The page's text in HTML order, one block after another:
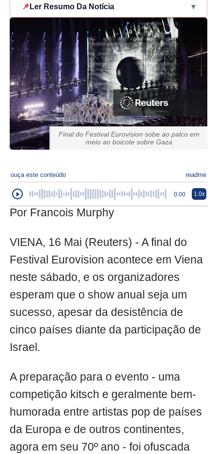
📌 Ler Resumo Da Notícia ▾
Final do Festival Eurovision sobe ao palco em
meio ao boicote sobre Gaza
ouça este conteúdo readme
0:00 1.0x
Por Francois Murphy
VIENA, 16 Mai (Reuters) - A final do
Festival Eurovision acontece em Viena
neste sábado, e os organizadores
esperam que o show anual seja um
sucesso, apesar da desistência de
cinco países diante da participação de
Israel.
A preparação para o evento - uma
competição kitsch e geralmente bem-
humorada entre artistas pop de países
da Europa e de outros continentes,
agora em seu 70º ano - foi ofuscada